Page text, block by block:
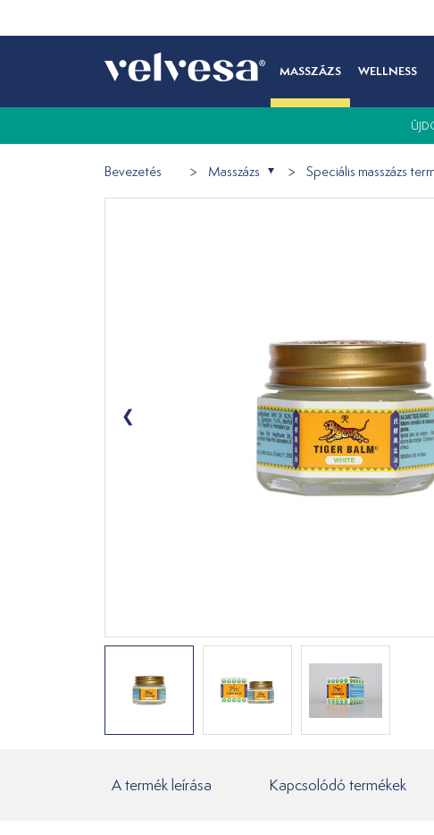
MASSZÁZS WELLNESS
Bevezetés Masszázs Speciális masszázs
A termék leírása Kapcsolódó termékek